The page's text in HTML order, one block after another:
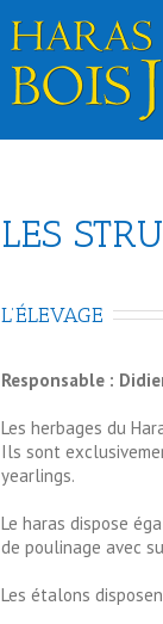
LES
L’ÉLEVAGE
Responsable :
Les herbages du
Ils sont
yearlings.
Le haras dispose
de poulinage avec
Les étalons